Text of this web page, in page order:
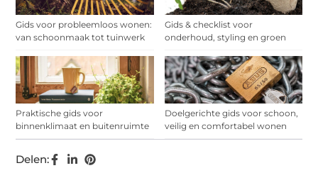
Gids voor probleemloos wonen:
van schoonmaak tot tuinwerk
Gids & checklist voor
onderhoud, styling en groen
Praktische gids voor
binnenklimaat en buitenruimte
Doelgerichte gids voor schoon,
veilig en comfortabel wonen
Delen: